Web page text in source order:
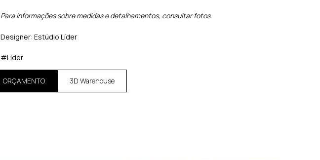
Para informações sobre medidas e detalhamentos, consultar fotos.
Designer: Estúdio Líder
#Líder
ORÇAMENTO 3D Warehouse